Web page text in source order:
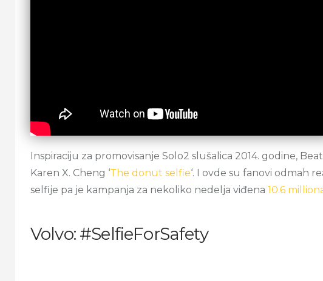
Inspiraciju za promovisanje Solo2 slušalica 2014. godine,
Karen X. Cheng ‘The donut selfie‘. I ovde su fanovi odmah
selfije pa je kampanja za nekoliko nedelja viđena 10.6
Volvo: #SelfieForSafety